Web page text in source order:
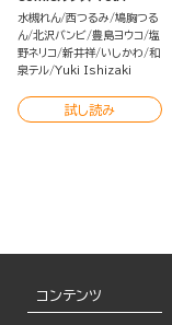
水槻れん 西つるみ 鳩胸つる
ん 北沢バンビ 豊島ヨウコ 塩
野ネリコ 新井祥 いしかわ 和
泉テル Yuki Ishizaki
試し読み
コンテンツ